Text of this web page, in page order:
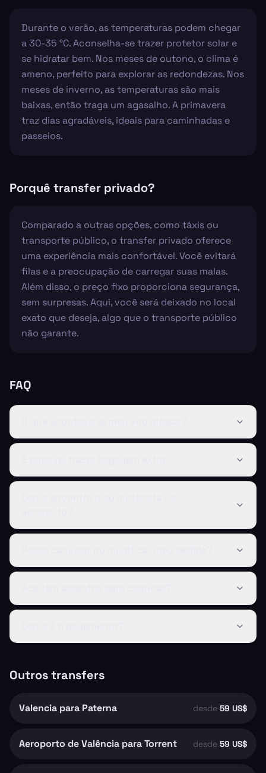
Durante o verão, as temperaturas podem chegar
a 30-35 °C. Aconselha-se trazer protetor solar e
se hidratar bem. Nos meses de outono, o clima é
ameno, perfeito para explorar as redondezas. Nos
meses de inverno, as temperaturas são mais
baixas, então traga um agasalho. A primavera
traz dias agradáveis, ideais para caminhadas e
passeios.
Porquê transfer privado?
Comparado a outras opções, como táxis ou
transporte público, o transfer privado oferece
uma experiência mais confortável. Você evitará
filas e a preocupação de carregar suas malas.
Além disso, o preço fixo proporciona segurança,
sem surpresas. Aqui, você será deixado no local
exato que deseja, algo que o transporte público
não garante.
FAQ
Outros transfers
Valencia para Paterna desde 59 US$
Aeroporto de Valência para Torrent desde 59 US$